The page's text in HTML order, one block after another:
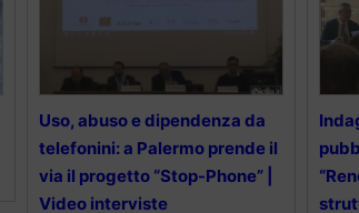
Uso, abuso e dipendenza da
telefonini: a Palermo prende il
via il progetto “Stop-Phone” |
Video interviste